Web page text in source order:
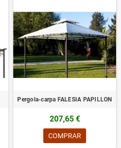
Pergola-carpa FALESIA PAPILLON
207,65 €
COMPRAR